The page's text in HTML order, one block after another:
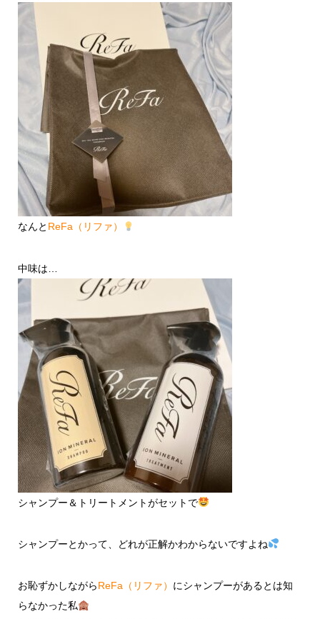
なんと ReFa（リファ）
中味は…
シャンプー＆トリートメントがセットで
シャンプーとかって、どれが正解かわからないですよね
お恥ずかしながらReFa（リファ） にシャンプーがあるとは知
らなかった私